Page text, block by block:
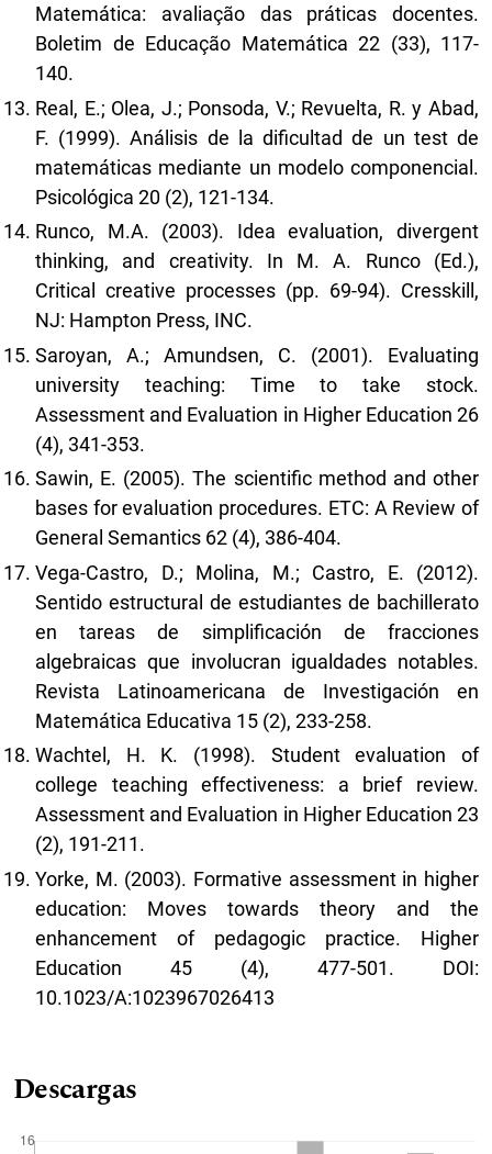
Matemática: avaliação das práticas docentes.
Boletim de Educação Matemática 22 (33), 117-
140.
Real, E.; Olea, J.; Ponsoda, V.; Revuelta, R. y Abad,
F. (1999). Análisis de la dificultad de un test de
matemáticas mediante un modelo componencial.
Psicológica 20 (2), 121-134.
Runco, M.A. (2003). Idea evaluation, divergent
thinking, and creativity. In M. A. Runco (Ed.),
Critical creative processes (pp. 69-94). Cresskill,
NJ: Hampton Press, INC.
Saroyan, A.; Amundsen, C. (2001). Evaluating
university teaching: Time to take stock.
Assessment and Evaluation in Higher Education 26
(4), 341-353.
Sawin, E. (2005). The scientific method and other
bases for evaluation procedures. ETC: A Review of
General Semantics 62 (4), 386-404.
Vega-Castro, D.; Molina, M.; Castro, E. (2012).
Sentido estructural de estudiantes de bachillerato
en tareas de simplificación de fracciones
algebraicas que involucran igualdades notables.
Revista Latinoamericana de Investigación en
Matemática Educativa 15 (2), 233-258.
Wachtel, H. K. (1998). Student evaluation of
college teaching effectiveness: a brief review.
Assessment and Evaluation in Higher Education 23
(2), 191-211.
Yorke, M. (2003). Formative assessment in higher
education: Moves towards theory and the
enhancement of pedagogic practice. Higher
Education 45 (4), 477-501. DOI:
10.1023/A:1023967026413
Descargas